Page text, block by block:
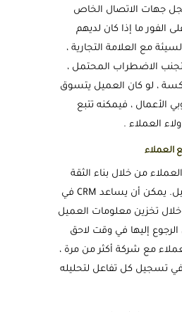
جهات الاتصال الخاص
الفور ما إذا كان لديهم
مع العلامة التجارية ،
الاضطراب المحتمل ،
، لو كان العميل يتسوق
الأعمال ، فيمكنه تتبع
العملاء .
من خلال بناء الثقة
بين الشركة والعميل. يمكن أن يساعد CRM في
خلال تخزين معلومات العميل
إليها في وقت لاحق
مع شركة أكثر من مرة ،
تسجيل كل تفاعل لتحليله